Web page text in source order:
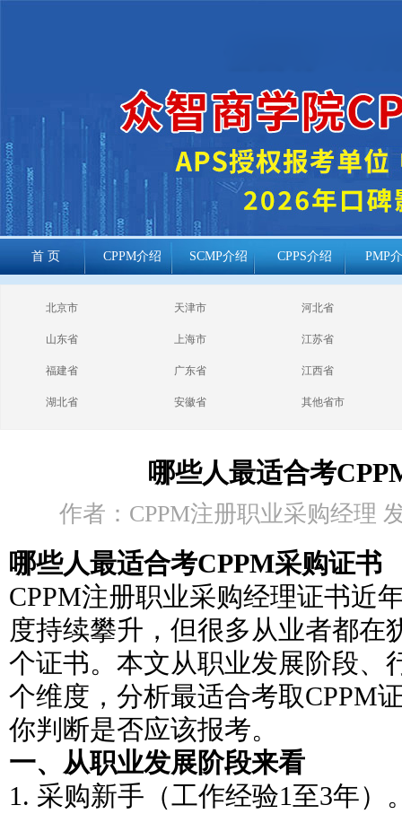
首 页 CPPM介绍 SCMP介绍 CPPS介绍 PMP
cppm报考常见
问题
北京市 天津市 河北省
山东省 上海市 江苏省
福建省 广东省 江西省
湖北省 安徽省 其他省市
哪些人最适合考
作者：CPPM注册职业采购经理
哪些人最适合考CPPM采购证书
CPPM注册职业采购经理证书近
度持续攀升，但很多从业者都在
个证书。本文从职业发展阶段、
个维度，分析最适合考取CPPM
你判断是否应该报考。
一、从职业发展阶段来看
1. 采购新手（工作经验1至3年）